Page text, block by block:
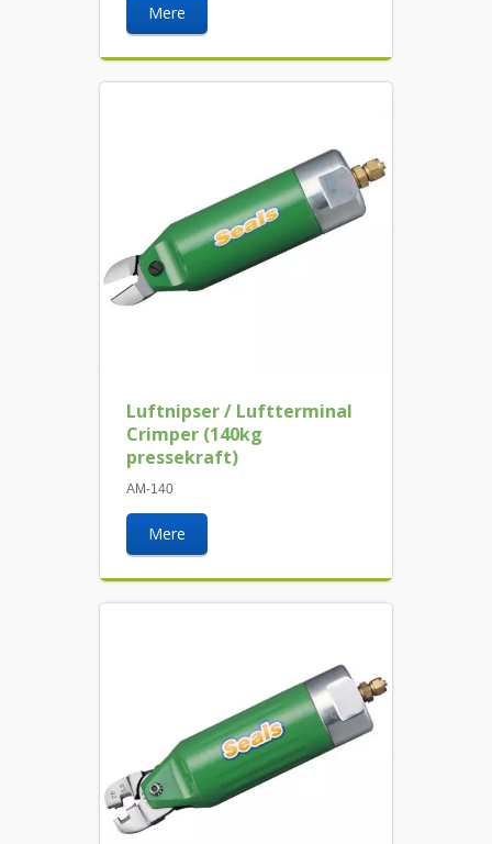
Mere
Luftnipser / Luftterminal
Crimper (140kg
pressekraft)
AM-140
Mere